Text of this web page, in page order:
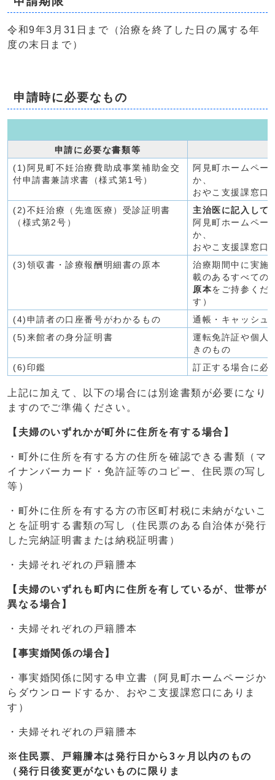
令和9年3月31日まで（治療を終了した日の属する年
度の末日まで）
申請時に必要なもの
申請に必要な書類等
(1)阿見町不妊治療費助成事業補助金交
付申請書兼請求書（様式第1号）
阿見町ホームペー
か、
おやこ支援課窓口
(2)不妊治療（先進医療）受診証明書
（様式第2号）
主治医に記入して
阿見町ホームペー
か、
おやこ支援課窓口
(3)領収書・診療報酬明細書の原本
治療期間中に実施
載のあるすべての
原本をご持参くだ
す）
(4)申請者の口座番号がわかるもの
通帳・キャッシュ
(5)来館者の身分証明書
運転免許証や個人
きのもの
(6)印鑑
訂正する場合に必
上記に加えて、以下の場合には別途書類が必要になり
ますのでご準備ください。
【夫婦のいずれかが町外に住所を有する場合】
・町外に住所を有する方の住所を確認できる書類（マ
イナンバーカード・免許証等のコピー、住民票の写し
等）
・町外に住所を有する方の市区町村税に未納がないこ
とを証明する書類の写し（住民票のある自治体が発行
した完納証明書または納税証明書）
・夫婦それぞれの戸籍謄本
【夫婦のいずれも町内に住所を有しているが、世帯が
異なる場合】
・夫婦それぞれの戸籍謄本
【事実婚関係の場合】
・事実婚関係に関する申立書（阿見町ホームページか
らダウンロードするか、おやこ支援課窓口にありま
す）
・夫婦それぞれの戸籍謄本
※住民票、戸籍謄本は発行日から3ヶ月以内のもの
（発行日後変更がないものに限りま